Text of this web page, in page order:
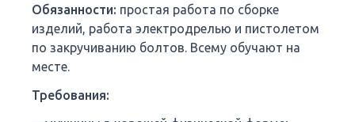
Обязанности: простая работа по сборке
изделий, работа электродрелью и пистолетом
по закручиванию болтов. Всему обучают на
месте.
Требования: